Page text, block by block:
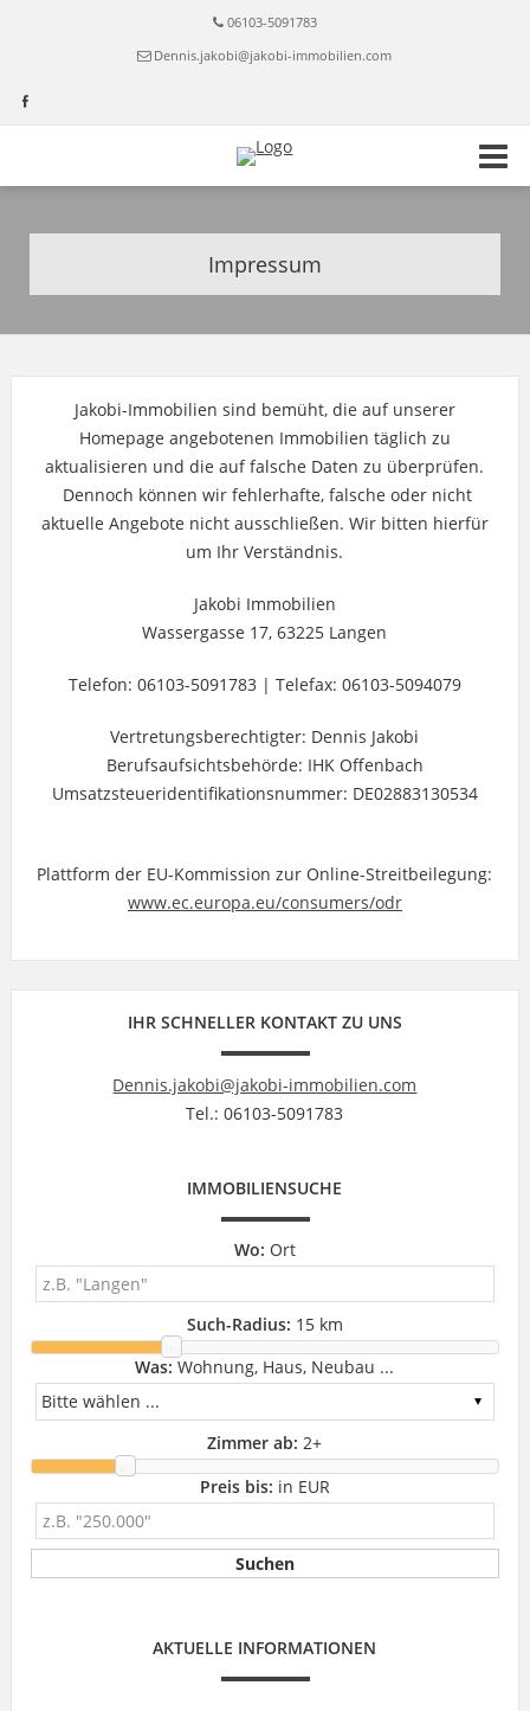
06103-5091783
Dennis.jakobi@jakobi-immobilien.com
Impressum
Jakobi-Immobilien sind bemüht, die auf unserer
Homepage angebotenen Immobilien täglich zu
aktualisieren und die auf falsche Daten zu überprüfen.
Dennoch können wir fehlerhafte, falsche oder nicht
aktuelle Angebote nicht ausschließen. Wir bitten hierfür
um Ihr Verständnis.
Jakobi Immobilien
Wassergasse 17, 63225 Langen
Telefon: 06103-5091783 | Telefax: 06103-5094079
Vertretungsberechtigter: Dennis Jakobi
Berufsaufsichtsbehörde: IHK Offenbach
Umsatzsteueridentifikationsnummer: DE02883130534
Plattform der EU-Kommission zur Online-Streitbeilegung:
www.ec.europa.eu/consumers/odr
IHR SCHNELLER KONTAKT ZU UNS
Dennis.jakobi@jakobi-immobilien.com
Tel.: 06103-5091783
IMMOBILIENSUCHE
Wo: Ort
Such-Radius: 15 km
Was: Wohnung, Haus, Neubau ...
Zimmer ab: 2+
Preis bis: in EUR
AKTUELLE INFORMATIONEN